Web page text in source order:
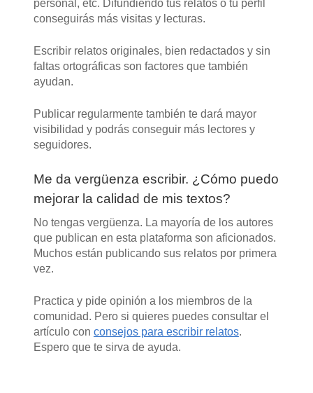
personal, etc. Difundiendo tus relatos o tu perfil
conseguirás más visitas y lecturas.
Escribir relatos originales, bien redactados y sin
faltas ortográficas son factores que también
ayudan.
Publicar regularmente también te dará mayor
visibilidad y podrás conseguir más lectores y
seguidores.
Me da vergüenza escribir. ¿Cómo puedo
mejorar la calidad de mis textos?
No tengas vergüenza. La mayoría de los autores
que publican en esta plataforma son aficionados.
Muchos están publicando sus relatos por primera
vez.
Practica y pide opinión a los miembros de la
comunidad. Pero si quieres puedes consultar el
artículo con consejos para escribir relatos.
Espero que te sirva de ayuda.